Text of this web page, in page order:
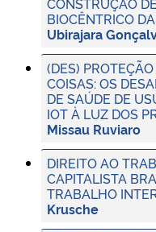
BIOCÊNTRICO
Ubirajara
(DES)
COISAS: OS
DE SAÚDE DE
IOT À LUZ DOS
Missau Ruviaro
DIREITO AO
CAPITALISTA
TRABALHO
Krusche